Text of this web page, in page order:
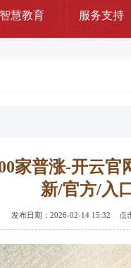
智慧教育 服务支持
家普涨-开云官
新/官方/入
发布日期：2026-02-14 15:32 点